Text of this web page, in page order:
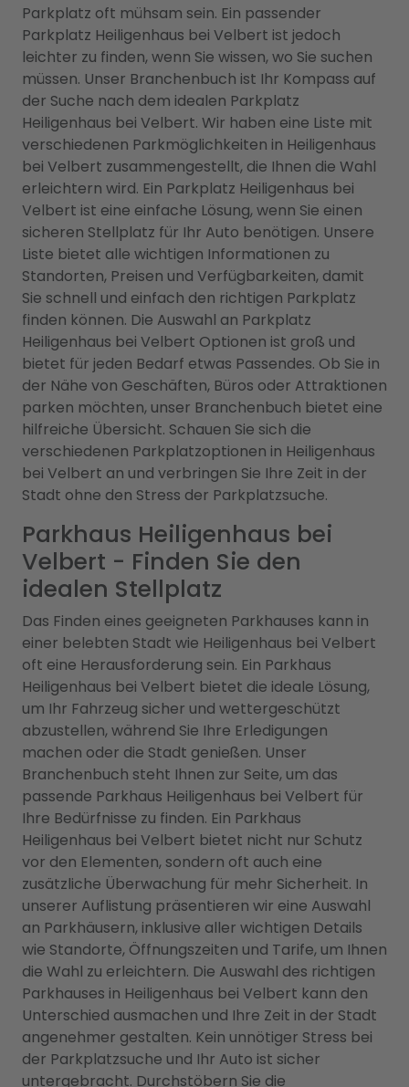
Parkplatz oft mühsam sein. Ein passender
Parkplatz Heiligenhaus bei Velbert ist jedoch
leichter zu finden, wenn Sie wissen, wo Sie suchen
müssen. Unser Branchenbuch ist Ihr Kompass auf
der Suche nach dem idealen Parkplatz
Heiligenhaus bei Velbert. Wir haben eine Liste mit
verschiedenen Parkmöglichkeiten in Heiligenhaus
bei Velbert zusammengestellt, die Ihnen die Wahl
erleichtern wird. Ein Parkplatz Heiligenhaus bei
Velbert ist eine einfache Lösung, wenn Sie einen
sicheren Stellplatz für Ihr Auto benötigen. Unsere
Liste bietet alle wichtigen Informationen zu
Standorten, Preisen und Verfügbarkeiten, damit
Sie schnell und einfach den richtigen Parkplatz
finden können. Die Auswahl an Parkplatz
Heiligenhaus bei Velbert Optionen ist groß und
bietet für jeden Bedarf etwas Passendes. Ob Sie in
der Nähe von Geschäften, Büros oder Attraktionen
parken möchten, unser Branchenbuch bietet eine
hilfreiche Übersicht. Schauen Sie sich die
verschiedenen Parkplatzoptionen in Heiligenhaus
bei Velbert an und verbringen Sie Ihre Zeit in der
Stadt ohne den Stress der Parkplatzsuche.
Parkhaus Heiligenhaus bei
Velbert - Finden Sie den
idealen Stellplatz
Das Finden eines geeigneten Parkhauses kann in
einer belebten Stadt wie Heiligenhaus bei Velbert
oft eine Herausforderung sein. Ein Parkhaus
Heiligenhaus bei Velbert bietet die ideale Lösung,
um Ihr Fahrzeug sicher und wettergeschützt
abzustellen, während Sie Ihre Erledigungen
machen oder die Stadt genießen. Unser
Branchenbuch steht Ihnen zur Seite, um das
passende Parkhaus Heiligenhaus bei Velbert für
Ihre Bedürfnisse zu finden. Ein Parkhaus
Heiligenhaus bei Velbert bietet nicht nur Schutz
vor den Elementen, sondern oft auch eine
zusätzliche Überwachung für mehr Sicherheit. In
unserer Auflistung präsentieren wir eine Auswahl
an Parkhäusern, inklusive aller wichtigen Details
wie Standorte, Öffnungszeiten und Tarife, um Ihnen
die Wahl zu erleichtern. Die Auswahl des richtigen
Parkhauses in Heiligenhaus bei Velbert kann den
Unterschied ausmachen und Ihre Zeit in der Stadt
angenehmer gestalten. Kein unnötiger Stress bei
der Parkplatzsuche und Ihr Auto ist sicher
untergebracht. Durchstöbern Sie die